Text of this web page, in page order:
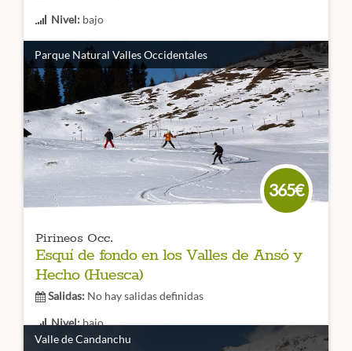
Nivel: bajo
Duración:
Esqui de Fondo en NavarraTanto si eres esquiador
avanzado como si te estás iniciando una estación para
todos los públicosven al corazón del pirineoy deslizate
por sus más de 40km de pistas
CÓDIGO VIAJE: 002EES
Parque Natural Valles Occidentales
365€
Pirineos Occ.
Esquí de fondo en los Valles de Ansó y
Hecho (Huesca)
Salidas: No hay salidas definidas
Nivel:bajo
Valle de Candanchu